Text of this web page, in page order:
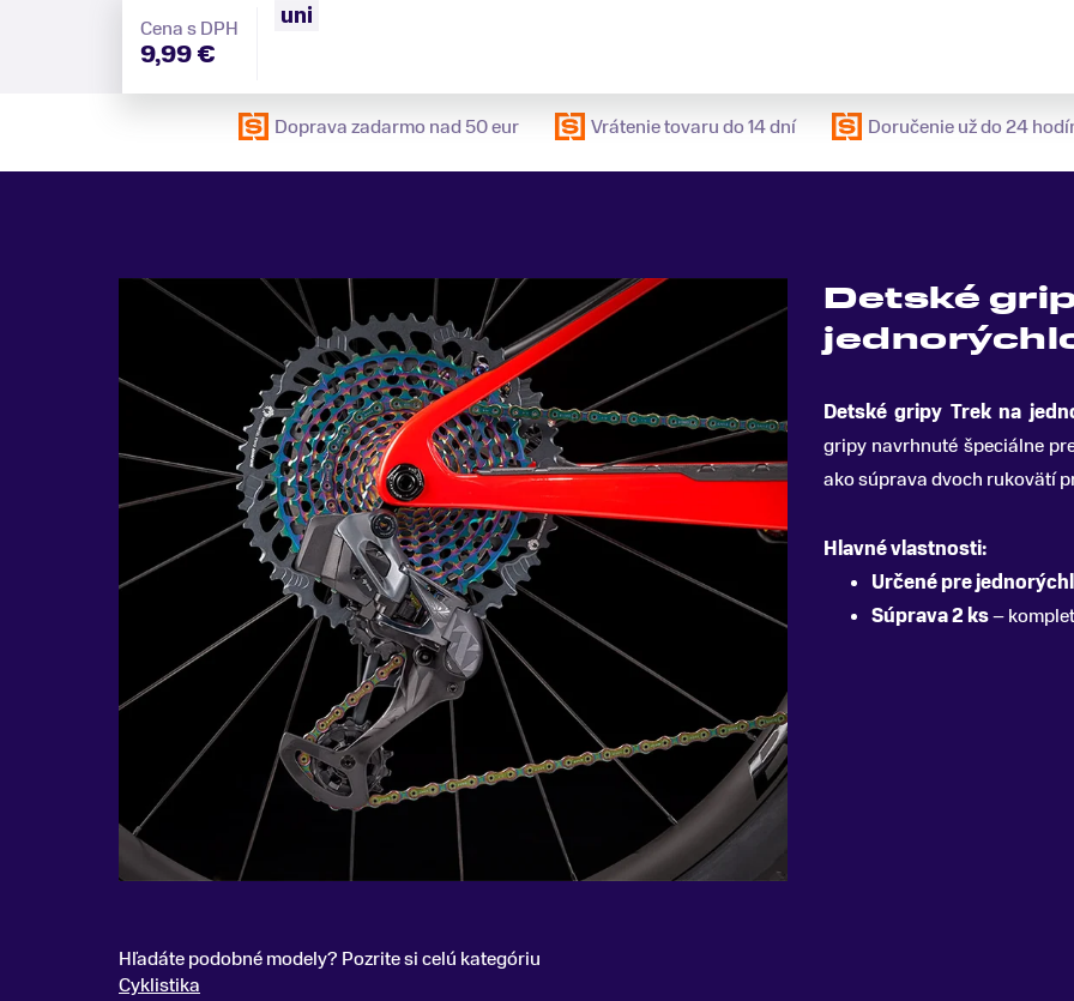
Cena s DPH
9,99 €
uni
Doprava zadarmo nad 50 eur Vrátenie tovaru do 14 dní Doručenie už do 24
Detské
Detské gripy Trek na
gripy navrhnuté špeciálne
ako súprava dvoch rukovätí
Hlavné vlastnosti:
Určené pre
Súprava 2 ks–
Hľadáte podobné modely? Pozrite si celú kategóriu
Cyklistika